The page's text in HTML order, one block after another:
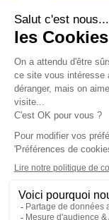
Nos agences
Politique de